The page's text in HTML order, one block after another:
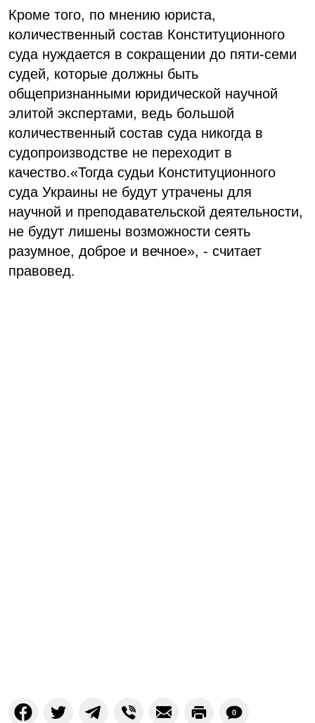
Кроме того, по мнению юриста,
количественный состав Конституционного
суда нуждается в сокращении до пяти-семи
судей, которые должны быть
общепризнанными юридической научной
элитой экспертами, ведь большой
количественный состав суда никогда в
судопроизводстве не переходит в
качество.«Тогда судьи Конституционного
суда Украины не будут утрачены для
научной и преподавательской деятельности,
не будут лишены возможности сеять
разумное, доброе и вечное», - считает
правовед.
0